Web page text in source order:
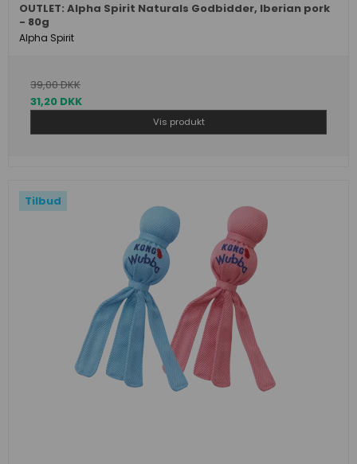
OUTLET: Alpha Spirit Naturals Godbidder, Iberian pork
- 80g
Alpha Spirit
39,00 DKK
31,20 DKK
Vis produkt
Tilbud